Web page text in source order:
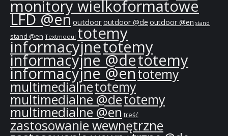
monitory wielkoformatowe
LFD @en outdooroutdoor @de outdoor @en stand
stand @en Textmodul totemy
informacyjnetotemy
informacyjne @detotemy
informacyjne @entotemy
multimedialnetotemy
multimedialne @detotemy
multimedialne @entreść
zastosowanie wewnętrzne